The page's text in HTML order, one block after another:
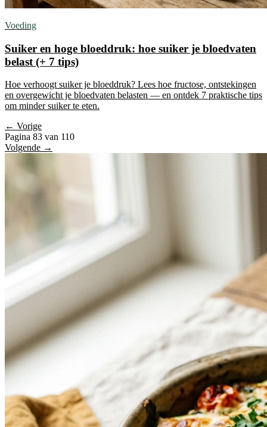
Voeding
Suiker en hoge bloeddruk: hoe suiker je bloedvaten
belast (+ 7 tips)
Hoe verhoogt suiker je bloeddruk? Lees hoe fructose, ontstekingen
en overgewicht je bloedvaten belasten — en ontdek 7 praktische tips
om minder suiker te eten.
← Vorige
Pagina 83 van 110
Volgende →